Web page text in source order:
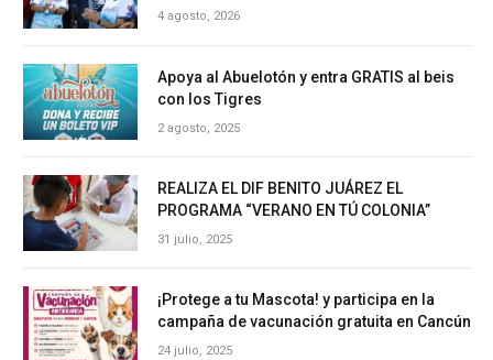
4 agosto, 2026
Apoya al Abuelotón y entra GRATIS al beis
con los Tigres
2 agosto, 2025
REALIZA EL DIF BENITO JUÁREZ EL
PROGRAMA “VERANO EN TÚ COLONIA”
31 julio, 2025
¡Protege a tu Mascota! y participa en la
campaña de vacunación gratuita en Cancún
24 julio, 2025